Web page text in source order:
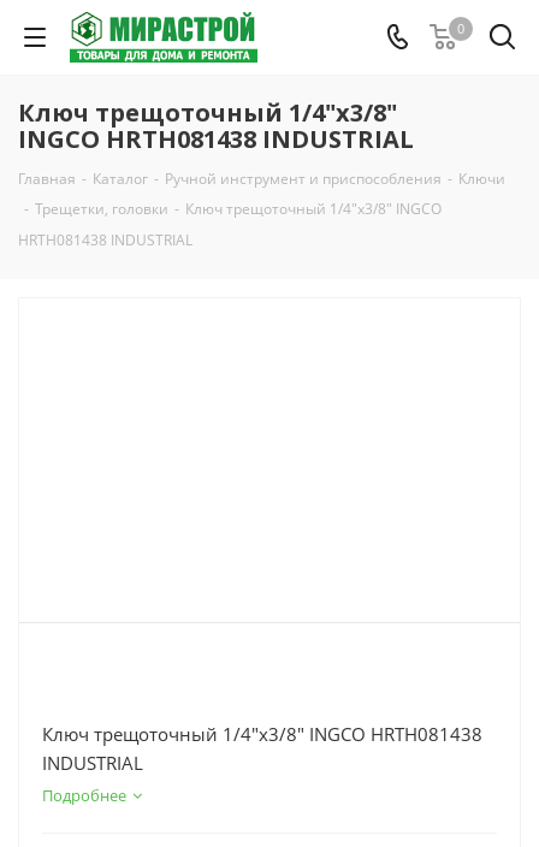
0
Ключ трещоточный 1/4"х3/8"
INGCO HRTH081438 INDUSTRIAL
Главная - Каталог - Ручной инструмент и приспособления - Ключи
- Трещетки, головки - Ключ трещоточный 1/4"х3/8" INGCO
HRTH081438 INDUSTRIAL
Ключ трещоточный 1/4"х3/8" INGCO HRTH081438
INDUSTRIAL
Подробнее